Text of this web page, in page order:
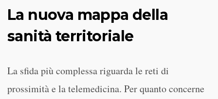
La nuova mappa della
sanità territoriale
La sfida più complessa riguarda le reti di
prossimità e la telemedicina. Per quanto concerne